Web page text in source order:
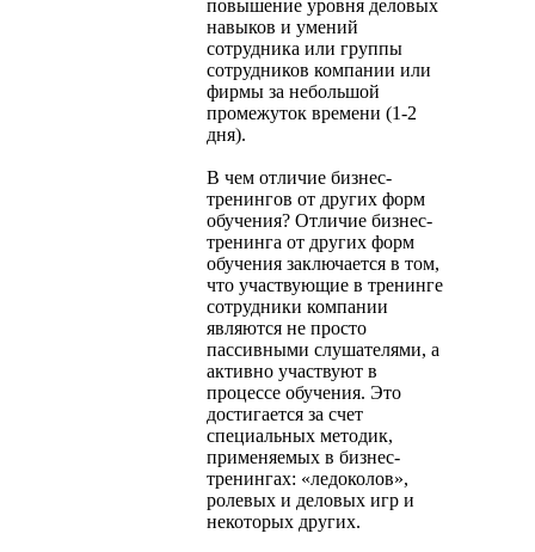
повышение уровня деловых
навыков и умений
сотрудника или группы
сотрудников компании или
фирмы за небольшой
промежуток времени (1-2
дня).
В чем отличие бизнес-
тренингов от других форм
обучения? Отличие бизнес-
тренинга от других форм
обучения заключается в том,
что участвующие в тренинге
сотрудники компании
являются не просто
пассивными слушателями, а
активно участвуют в
процессе обучения. Это
достигается за счет
специальных методик,
применяемых в бизнес-
тренингах: «ледоколов»,
ролевых и деловых игр и
некоторых других.